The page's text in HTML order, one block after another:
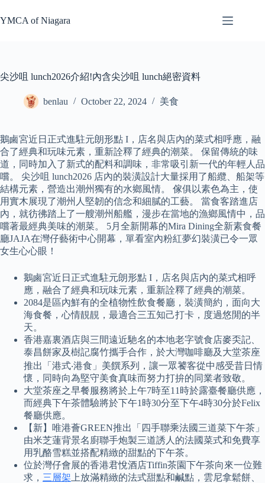
to
content
YMCA of Niagara
尖沙咀 lunch2026介紹!內含尖沙咀 lunch絕密資料
benlau October 22, 2024 美食
鵝鹵宮近日正式進駐元朗形點 I，店名與店內的菜式相呼應，融
合了經典和玩味元素，重新詮釋了經典的潮菜。 保留傳統的味
道，同時加入了新式的配料和調味，非常吸引新一代的年輕人品
嚐。 尖沙咀 lunch2026 店內的裝潢設計大量採用了船纜、船架等
結構元素，營造出潮州獨有的水鄉風情。 傢俱以素色為主，使
用實木展現了潮州人堅韌的信念和細膩的工藝。 當食客踏進店
內，就彷彿踏上了一艘潮州船艦，漫步在當地的漁鄉風情中，品
嚐著最經典美味的潮菜。 5月全新開幕的Mira Dining全新素食餐
廳JAJA在灣仔藝術中心開幕，單看室內粉紅夢幻裝潢已令一眾
女生心心眼！
鵝鹵宮近日正式進駐元朗形點 I，店名與店內的菜式相呼
應，融合了經典和玩味元素，重新詮釋了經典的潮菜。
2084是區內鮮有的全植物性飲食餐廳，裝潢簡約，面向大
海食餐，心情靚靚，最適合三五知己打卡，度過悠閒的半
天。
香港嘉裏酒店與三間遠近馳名的本地老字號食店麥奀記、
泰昌餅家及樹記腐竹攜手合作，於大灣咖啡廳及大堂茶座
推出「港式‧港食」美饌系列，讓一眾饕客從中感受昔日情
懷，同時向為堅守美食真味而努力打拚的同業者致敬。
大堂茶座之早餐服務將於上午7時至11時於露臺餐廳供應，
而經典下午茶體驗將於下午1時30分至下午4時30分於Felix
餐廳供應。
【新】唯港薈GREEN推出「四手聯乘法國三道菜下午茶」
由米芝蓮背景名廚聯手炮製三道誘人的法國菜式和免費享
用乳酪雪糕並搭配精緻的甜點的下午茶。
位於灣仔會展的香港君悅酒店Tiffin茶園下午茶向來一位難
求， 三層架 上放滿精緻的法式甜點和鹹點，雲尼拿鬆餅、